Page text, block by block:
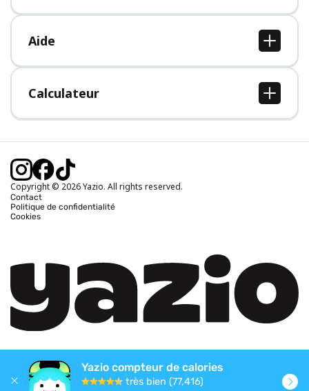
Tous les aliments
Aide
Centre d'aide
Calculateur
Calcul IMC
Calcul poids idéal
Calcul calories brûlées
Copyright © 2026 Yazio. All rights reserved.
Contact
Politique de confidentialité
Cookies
Yazio compteur de calories
très bien (77,416)